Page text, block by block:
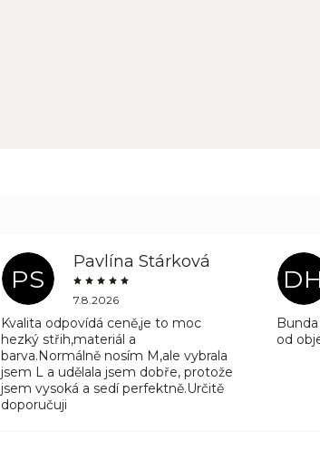
PS
Pavlína Stárková
7.8.2026
Kvalita odpovídá ceně,je to moc
hezký střih,materiál a
barva.Normálně nosím M,ale vybrala
jsem L a udělala jsem dobře, protože
jsem vysoká a sedí perfektně.Určitě
doporučuji
DH
od